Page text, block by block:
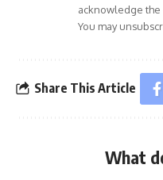
acknowledge the
You may
Share This Article
What